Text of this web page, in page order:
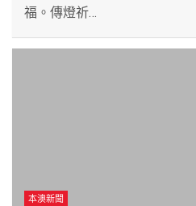
福。傳燈祈…
本澳新聞